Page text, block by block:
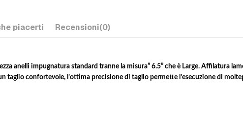
piacerti Recensioni(0)
anelli impugnatura standard tranne la misura” 6.5” che è Large. Affilatura
taglio confortevole, l’ottima precisione di taglio permette l’esecuzione di